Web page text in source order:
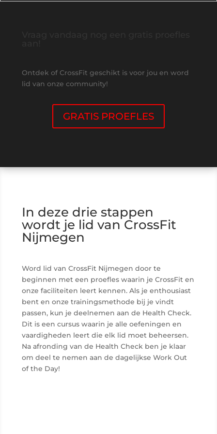
Ontdek of CrossFit geschikt is voor jou en word
lid van onze community!
GRATIS PROEFLES
In deze drie stappen
wordt je lid van CrossFit
Nijmegen
Word lid van CrossFit Nijmegen door te
beginnen met een proefles waarin je CrossFit en
onze faciliteiten leert kennen. Als je enthousiast
bent en onze trainingsmethode bij je vindt
passen, kun je deelnemen aan de Health Check.
Dit is een cursus waarin je alle oefeningen en
vaardigheden leert die elk lid moet beheersen.
Na afronding van de Health Check ben je klaar
om deel te nemen aan de dagelijkse Work Out
of the Day!